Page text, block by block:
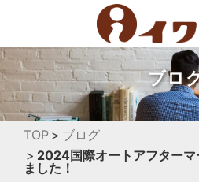
ブロ
TOP
ブログ
2024国際オートアフターマ
ました！